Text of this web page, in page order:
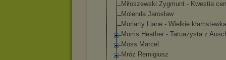
Miłoszewski Zygmunt - Kwestia
Molenda Jarosław
Moriarty Liane - Wielkie kłamstewka
Morris Heather - Tatuażysta z
Moss Marcel
Mróz Remigiusz